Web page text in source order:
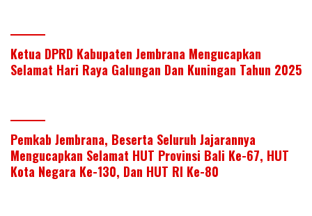
Ketua DPRD Kabupaten Jembrana Mengucapkan
Selamat Hari Raya Galungan Dan Kuningan Tahun 2025
Pemkab Jembrana, Beserta Seluruh Jajarannya
Mengucapkan Selamat HUT Provinsi Bali Ke-67, HUT
Kota Negara Ke-130, Dan HUT RI Ke-80